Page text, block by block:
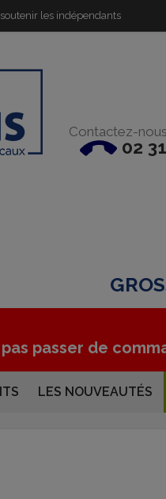
les indépendants
Contactez-
02
passer de
LES NOUVEAUTÉS